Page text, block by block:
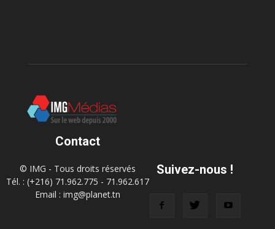
Contact
© IMG - Tous droits réservés
Tél. : (+216) 71.962.775 - 71.962.617
Email : img@planet.tn
Suivez-nous !